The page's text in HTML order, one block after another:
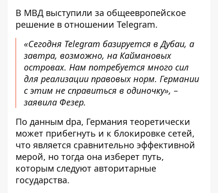
В МВД выступили за общеевропейское
решение в отношении Telegram.
«Сегодня Telegram базируется в Дубаи, а
завтра, возможно, на Каймановых
островах. Нам потребуется много сил
для реализации правовых норм. Германии
с этим не справиться в одиночку», –
заявила Фезер.
По данным dpa, Германия теоретически
может прибегнуть и к блокировке сетей,
что является сравнительно эффективной
мерой, но тогда она изберет путь,
которым следуют авторитарные
государства.